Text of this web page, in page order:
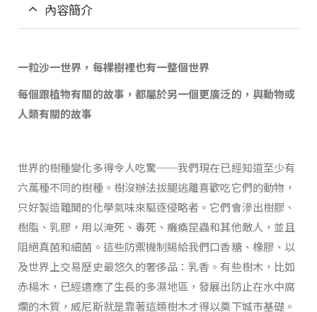
內容簡介
一粒沙一世界，每棵樹裡也有一整個世界
每個跟植物有關的故事，都屬於另一個更廣泛的，與動物或
人類有關的故事
世界的樹種變化多得令人吃驚──我們現在已經知道至少有
六萬種不同的樹種。樹沒辦法拔腿逃離喜歡吃它們的動物，
只好製造難聞的化學氣味來驅逐侵略者。它們會滲出樹膠、
樹脂、乳膠，用以淹死、毒死、癱瘓昆蟲和其他敵人，並且
阻絕真菌和細菌。這些防禦機制賜給我們口香糖、橡膠、以
及世界上交易歷史最悠久的奢侈品：乳香。有些樹木，比如
赤楊木，已經適應了生長的多濕地區，發展出防止在水中腐
爛的木質，威尼斯就是靠著這類樹木才得以奠下城市基礎。